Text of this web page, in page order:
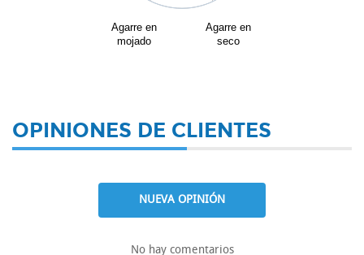
Agarre en
seco
Agarre en
mojado
OPINIONES DE CLIENTES
NUEVA OPINIÓN
No hay comentarios